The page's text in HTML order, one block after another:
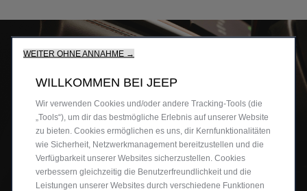
WEITER OHNE ANNAHME →
WILLKOMMEN BEI JEEP
Wir verwenden Cookies und/oder andere Tracking‑Tools (die
„Tools“), um dir das bestmögliche Erlebnis auf unserer Website
zu bieten. Cookies ermöglichen es uns, dir Kernfunktionalitäten
wie Sicherheit, Netzwerkmanagement bereitzustellen und die
Verfügbarkeit unserer Websites sicherzustellen. Cookies
verbessern gleichzeitig die Benutzerfreundlichkeit und die
Leistungen unserer Websites durch verschiedene Funktionen